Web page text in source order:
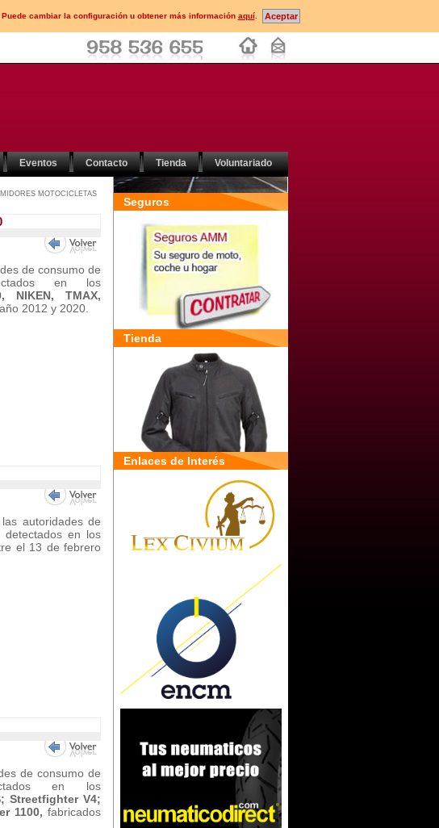
cambiar la configuración u obtener más información aquí.
Eventos Contacto Tienda Voluntariado
MOTOCICLETAS
de consumo de
en los
NIKEN, TMAX,
2012 y 2020.
autoridades de
detectados en los
el 13 de febrero
de consumo de
en los
Streetfighter V4;
1100, fabricados
Seguros
Tienda
Enlaces de Interés